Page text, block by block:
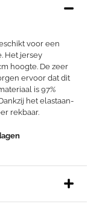
voor een
Het jersey
hoogte. De zeer
ervoor dat dit
is 97%
het elastaan-
rekbaar.